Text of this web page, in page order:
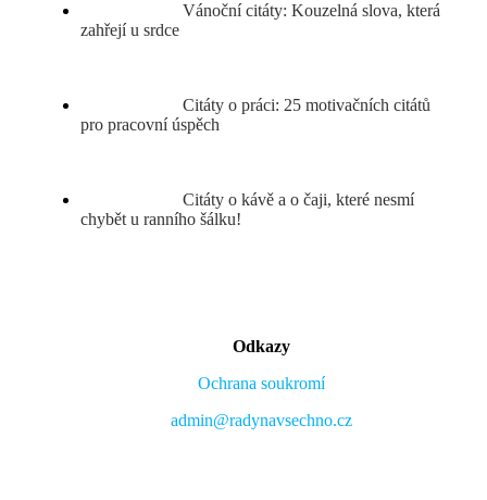
Vánoční citáty: Kouzelná slova, která
zahřejí u srdce
Citáty o práci: 25 motivačních citátů
pro pracovní úspěch
Citáty o kávě a o čaji, které nesmí
chybět u ranního šálku!
Odkazy
Ochrana soukromí
admin@radynavsechno.cz